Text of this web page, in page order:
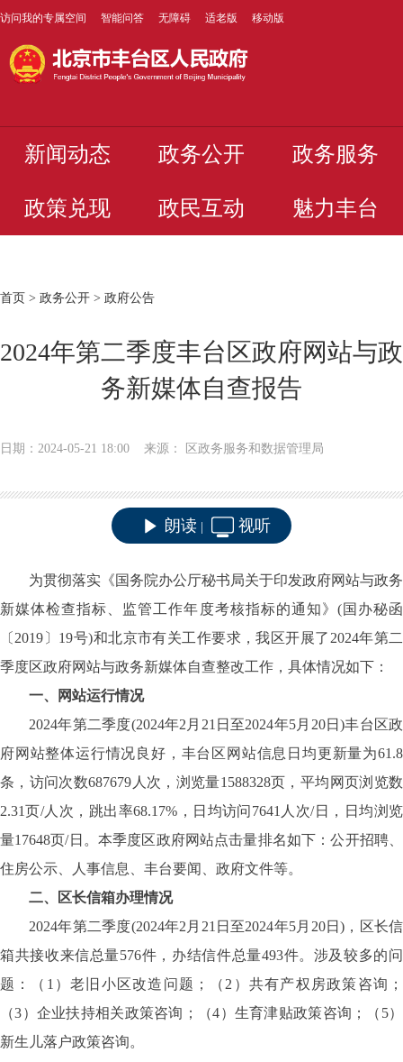
访问我的专属空间 智能问答 无障碍 适老版 移动版
新闻动态 政务公开 政务服务
政策兑现 政民互动 魅力丰台
首页 > 政务公开 > 政府公告
2024年第二季度丰台区政府网站与政
务新媒体自查报告
日期：2024-05-21 18:00 来源： 区政务服务和数据管理局
朗读 视听
为贯彻落实《国务院办公厅秘书局关于印发政府网站与政务
新媒体检查指标、监管工作年度考核指标的通知》(国办秘函
〔2019〕19号)和北京市有关工作要求，我区开展了2024年第二
季度区政府网站与政务新媒体自查整改工作，具体情况如下：
一、网站运行情况
2024年第二季度(2024年2 月 21 日至2024年5月 20日)丰台区政
府网站整体运行情况良好，丰台区网站信息日均更新量为61.8
条，访问次数687679 人次，浏览量1588328页，平均网页浏览数
2.31页/人次，跳出率68.17% ，日均访问 7641 人次/日，日均浏览
量17648页/日。本季度区政府网站点击量排名如下：公开招聘、
住房公示、人事信息、丰台要闻、政府文件等。
二、区长信箱办理情况
2024年第二季度(2024年2 月 21 日至2024年5月 20日) ，区长信
箱共接收来信总量576件，办结信件总量493件。涉及较多的问
题：（ 1 ）老旧小区改造问题；（ 2 ）共有产权房政策咨询；
（3）企业扶持相关政策咨询；（4）生育津贴政策咨询；（ 5）
新生儿落户政策咨询。